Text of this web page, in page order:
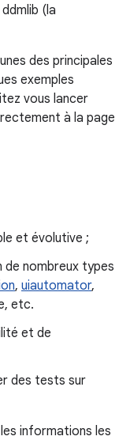
(la
des principales
exemples
vous lancer
à la page
et évolutive ;
nombreux types
, uiautomator,
etc.
et de
des tests sur
informations les